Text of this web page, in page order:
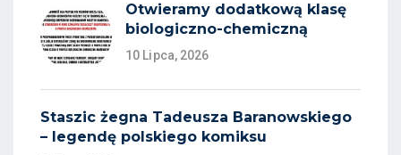
Otwieramy dodatkową klasę
biologiczno-chemiczną
10 Lipca, 2026
Staszic żegna Tadeusza Baranowskiego
– legendę polskiego komiksu